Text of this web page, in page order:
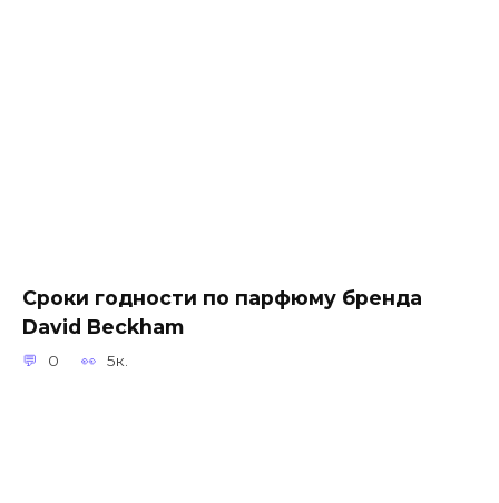
Сроки годности по парфюму бренда
David Beckham
0 5к.